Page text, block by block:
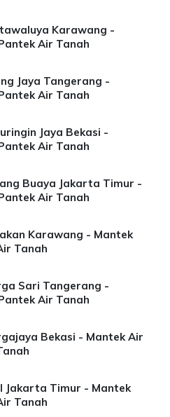
Karawang -
Air Tanah
Jaya Tangerang -
Air Tanah
Jaya Bekasi -
Air Tanah
Buaya Jakarta Timur -
Air Tanah
Karawang - Mantek
Tanah
Sari Tangerang -
Air Tanah
Bekasi - Mantek Air
Jakarta Timur - Mantek
Tanah